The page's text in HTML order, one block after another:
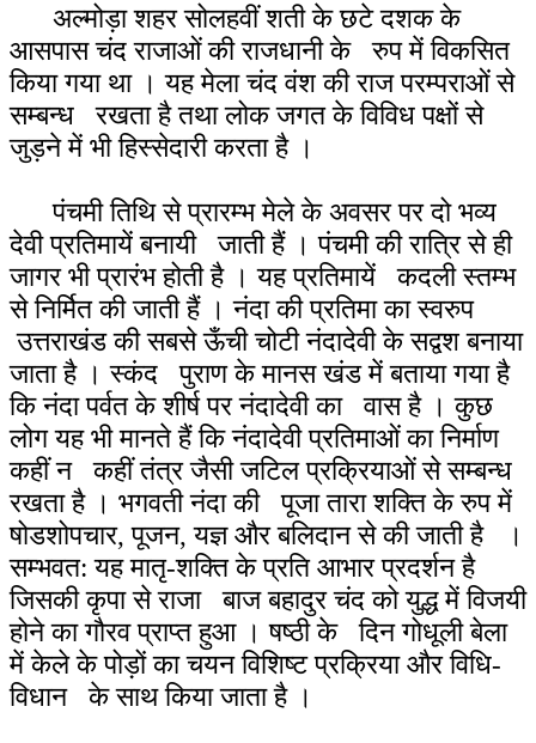
अल्मोड़ा शहर सोलहवीं शती के छटे दशक के
आसपास चंद राजाओं की राजधानी के रुप में विकसित
किया गया था । यह मेला चंद वंश की राज परम्पराओं से
सम्बन्ध रखता है तथा लोक जगत के विविध पक्षों से
जुड़ने में भी हिस्सेदारी करता है ।
पंचमी तिथि से प्रारम्भ मेले के अवसर पर दो भव्य
देवी प्रतिमायें बनायी जाती हैं । पंचमी की रात्रि से ही
जागर भी प्रारंभ होती है । यह प्रतिमायें कदली स्तम्भ
से निर्मित की जाती हैं । नंदा की प्रतिमा का स्वरुप
उत्तराखंड की सबसे ऊँची चोटी नंदादेवी के सद्वश बनाया
जाता है । स्कंद पुराण के मानस खंड में बताया गया है
कि नंदा पर्वत के शीर्ष पर नंदादेवी का वास है । कुछ
लोग यह भी मानते हैं कि नंदादेवी प्रतिमाओं का निर्माण
कहीं न कहीं तंत्र जैसी जटिल प्रक्रियाओं से सम्बन्ध
रखता है । भगवती नंदा की पूजा तारा शक्ति के रुप में
षोडशोपचार, पूजन, यज्ञ और बलिदान से की जाती है ।
सम्भवत: यह मातृ-शक्ति के प्रति आभार प्रदर्शन है
जिसकी कृपा से राजा बाज बहादुर चंद को युद्ध में विजयी
होने का गौरव प्राप्त हुआ । षष्ठी के दिन गोधूली बेला
में केले के पोड़ों का चयन विशिष्ट प्रक्रिया और विधि-
विधान के साथ किया जाता है ।